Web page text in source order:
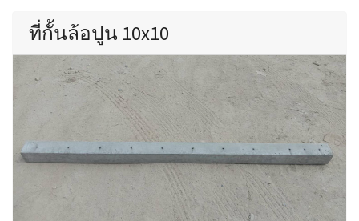
ที่กั้นล้อปูน 10x10